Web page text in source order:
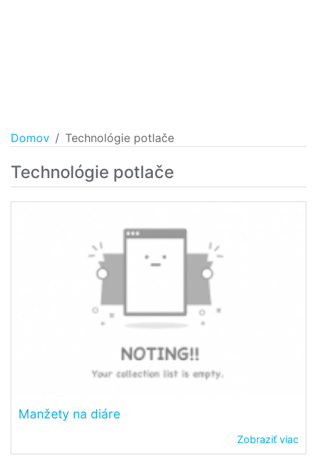
Domov Technológie potlače
Technológie potlače
Manžety na diáre
Zobraziť viac